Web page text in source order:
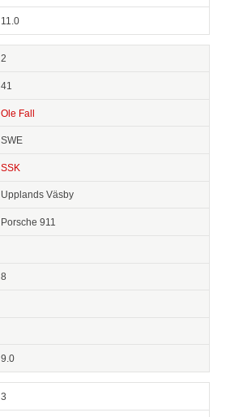
11.0
2
41
Ole Fall
SWE
SSK
Upplands Väsby
Porsche 911
8
9.0
3